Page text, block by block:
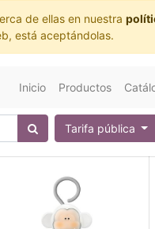
de ellas en nuestra
está aceptándolas.
Inicio Productos
Tarifa pública